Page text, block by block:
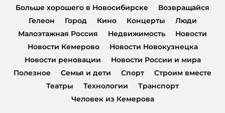
Больше хорошего в Новосибирске
Возвращайся
Гелеон
Город Кино Концерты
Люди
Малоэтажная Россия
Недвижимость
Новости
Новости Кемерово
Новости Новокузнецка
Новости реновации
Новости России и мира
Полезное
Семья и дети Спорт
Строим вместе
Театры
Технологии
Транспорт
Человек из Кемерова